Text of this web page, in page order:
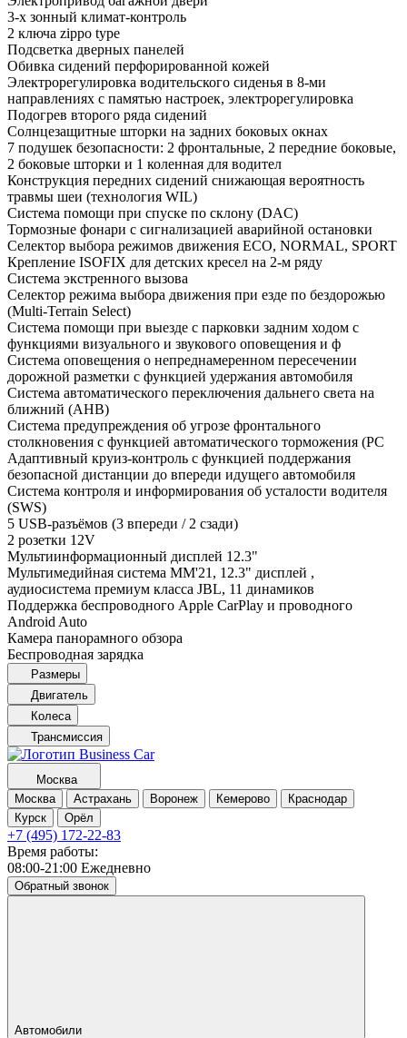
3-х зонный климат-контроль
2 ключа zippo type
Подсветка дверных панелей
Обивка сидений перфорированной кожей
Электрорегулировка водительского сиденья в 8-ми
направлениях с памятью настроек, электрорегулировка
Подогрев второго ряда сидений
Солнцезащитные шторки на задних боковых окнах
7 подушек безопасности: 2 фронтальные, 2 передние боковые,
2 боковые шторки и 1 коленная для водител
Конструкция передних сидений снижающая вероятность
травмы шеи (технология WIL)
Система помощи при спуске по склону (DAC)
Тормозные фонари с сигнализацией аварийной остановки
Селектор выбора режимов движения ECO, NORMAL, SPORT
Крепление ISOFIX для детских кресел на 2-м ряду
Система экстренного вызова
Селектор режима выбора движения при езде по бездорожью
(Multi-Terrain Select)
Система помощи при выезде с парковки задним ходом с
функциями визуального и звукового оповещения и ф
Система оповещения о непреднамеренном пересечении
дорожной разметки с функцией удержания автомобиля
Система автоматического переключения дальнего света на
ближний (AHB)
Система предупреждения об угрозе фронтального
столкновения с функцией автоматического торможения (PC
Адаптивный круиз-контроль с функцией поддержания
безопасной дистанции до впереди идущего автомобиля
Система контроля и информирования об усталости водителя
(SWS)
5 USB-разъёмов (3 впереди / 2 сзади)
2 розетки 12V
Мультиинформационный дисплей 12.3"
Мультимедийная система MM'21, 12.3" дисплей ,
аудиосистема премиум класса JBL, 11 динамиков
Поддержка беспроводного Apple CarPlay и проводного
Android Auto
Камера панорамного обзора
Беспроводная зарядка
Размеры
Двигатель
Колеса
Трансмиссия
Москва
Москва
Астрахань Воронеж Кемерово
Краснодар
Курск
Орёл
+7 (495) 172-22-83
Время работы:
08:00-21:00 Ежедневно
Обратный звонок
Автомобили